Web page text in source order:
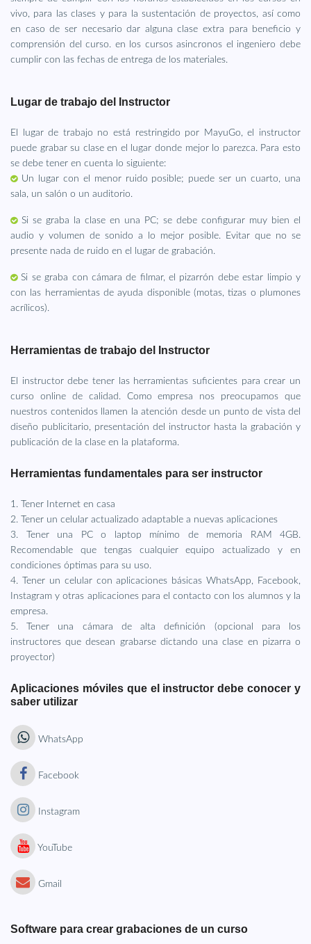
vivo, para las clases y para la sustentación de proyectos, así como
en caso de ser necesario dar alguna clase extra para beneficio y
comprensión del curso. en los cursos asincronos el ingeniero debe
cumplir con las fechas de entrega de los materiales.
Lugar de trabajo del Instructor
El lugar de trabajo no está restringido por MayuGo, el instructor
puede grabar su clase en el lugar donde mejor lo parezca. Para esto
se debe tener en cuenta lo siguiente:
Un lugar con el menor ruido posible; puede ser un cuarto, una
sala, un salón o un auditorio.
Si se graba la clase en una PC; se debe configurar muy bien el
audio y volumen de sonido a lo mejor posible. Evitar que no se
presente nada de ruido en el lugar de grabación.
Si se graba con cámara de filmar, el pizarrón debe estar limpio y
con las herramientas de ayuda disponible (motas, tizas o plumones
acrílicos).
Herramientas de trabajo del Instructor
El instructor debe tener las herramientas suficientes para crear un
curso online de calidad. Como empresa nos preocupamos que
nuestros contenidos llamen la atención desde un punto de vista del
diseño publicitario, presentación del instructor hasta la grabación y
publicación de la clase en la plataforma.
Herramientas fundamentales para ser instructor
1. Tener Internet en casa
2. Tener un celular actualizado adaptable a nuevas aplicaciones
3. Tener una PC o laptop mínimo de memoria RAM 4GB.
Recomendable que tengas cualquier equipo actualizado y en
condiciones óptimas para su uso.
4. Tener un celular con aplicaciones básicas WhatsApp, Facebook,
Instagram y otras aplicaciones para el contacto con los alumnos y la
empresa.
5. Tener una cámara de alta definición (opcional para los
instructores que desean grabarse dictando una clase en pizarra o
proyector)
Aplicaciones móviles que el instructor debe conocer y
saber utilizar
WhatsApp
Facebook
Instagram
YouTube
Gmail
Software para crear grabaciones de un curso